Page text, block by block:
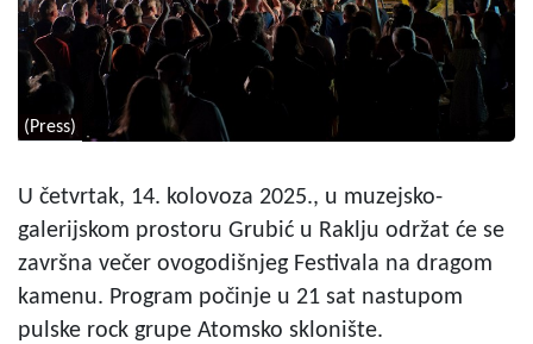
(Press)
U četvrtak, 14. kolovoza 2025., u muzejsko-
galerijskom prostoru Grubić u Raklju održat će se
završna večer ovogodišnjeg Festivala na dragom
kamenu. Program počinje u 21 sat nastupom
pulske rock grupe Atomsko sklonište.